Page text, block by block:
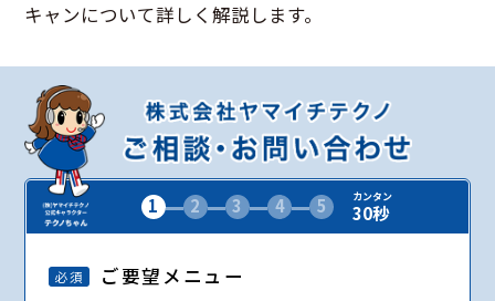
キャンについて詳しく解説します。
1 2 3 4 5 カンタン
30秒
必須 ご要望メニュー